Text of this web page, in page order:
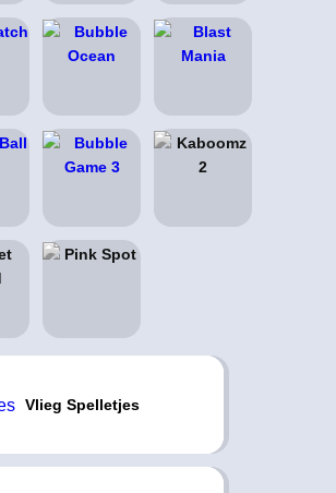
Vlieg Spelletjes